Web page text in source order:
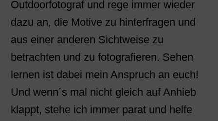
Outdoorfotograf und rege immer wieder
dazu an, die Motive zu hinterfragen und
aus einer anderen Sichtweise zu
betrachten und zu fotografieren. Sehen
lernen ist dabei mein Anspruch an euch!
Und wenn´s mal nicht gleich auf Anhieb
klappt, stehe ich immer parat und helfe